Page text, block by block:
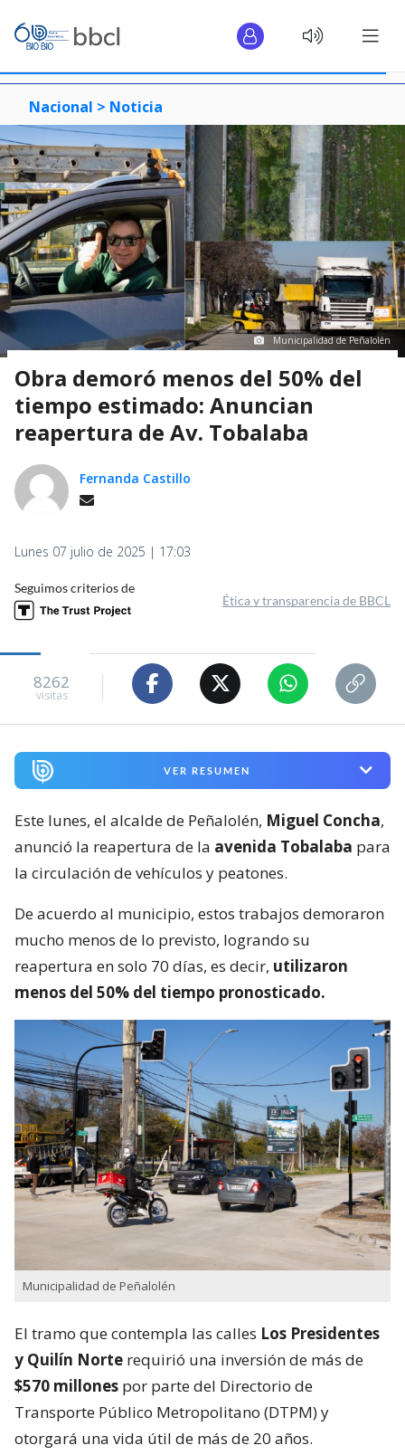
Nacional > Noticia
Municipalidad de Peñalolén
Obra demoró menos del 50% del
tiempo estimado: Anuncian
reapertura de Av. Tobalaba
Fernanda Castillo
Lunes 07 julio de 2025 | 17:03
Seguimos criterios de
Ética y transparencia de BBCL
8262
visitas
VER RESUMEN
Este lunes, el alcalde de Peñalolén, Miguel Concha,
anunció la reapertura de la avenida Tobalaba para
la circulación de vehículos y peatones.
De acuerdo al municipio, estos trabajos demoraron
mucho menos de lo previsto, logrando su
reapertura en solo 70 días, es decir, utilizaron
menos del 50% del tiempo pronosticado.
Municipalidad de Peñalolén
El tramo que contempla las calles Los Presidentes
y Quilín Norte requirió una inversión de más de
$570 millones por parte del Directorio de
Transporte Público Metropolitano (DTPM) y
otorgará una vida útil de más de 20 años.